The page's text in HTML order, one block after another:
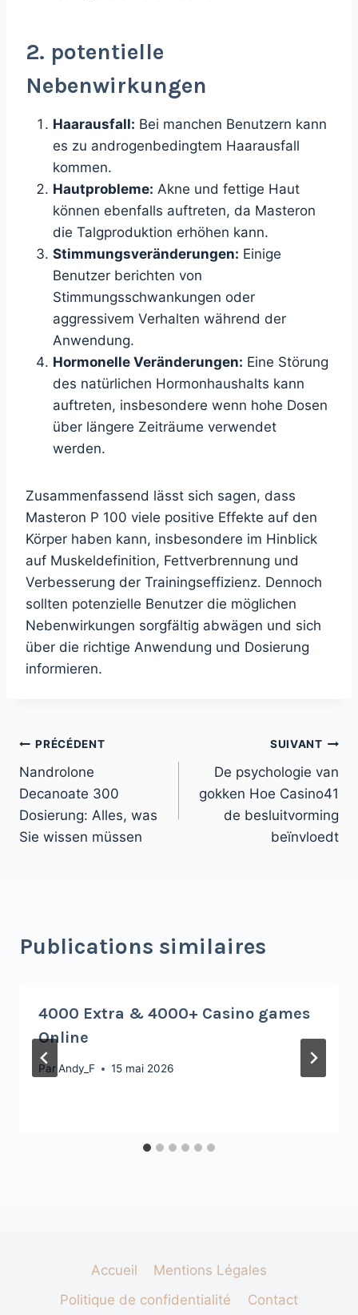
2. potentielle
Nebenwirkungen
Haarausfall: Bei manchen Benutzern kann
es zu androgenbedingtem Haarausfall
kommen.
Hautprobleme: Akne und fettige Haut
können ebenfalls auftreten, da Masteron
die Talgproduktion erhöhen kann.
Stimmungsveränderungen: Einige
Benutzer berichten von
Stimmungsschwankungen oder
aggressivem Verhalten während der
Anwendung.
Hormonelle Veränderungen: Eine Störung
des natürlichen Hormonhaushalts kann
auftreten, insbesondere wenn hohe Dosen
über längere Zeiträume verwendet
werden.
Zusammenfassend lässt sich sagen, dass
Masteron P 100 viele positive Effekte auf den
Körper haben kann, insbesondere im Hinblick
auf Muskeldefinition, Fettverbrennung und
Verbesserung der Trainingseffizienz. Dennoch
sollten potenzielle Benutzer die möglichen
Nebenwirkungen sorgfältig abwägen und sich
über die richtige Anwendung und Dosierung
informieren.
PRÉCÉDENT
Nandrolone
Decanoate 300
Dosierung: Alles, was
Sie wissen müssen
SUIVANT
De psychologie van
gokken Hoe Casino41
de besluitvorming
beïnvloedt
Publications similaires
4000 Extra & 4000+ Casino games
Online
ParAndy_F 15 mai 2026
Accueil
Mentions Légales
Politique de confidentialité
Contact